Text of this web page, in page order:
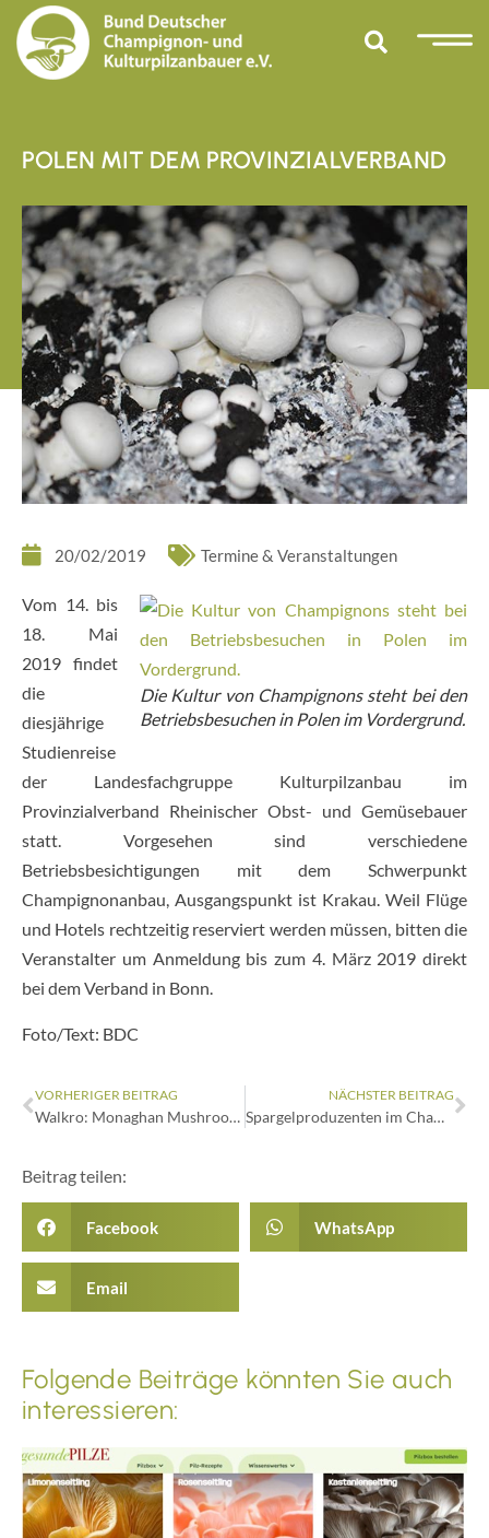
POLEN MIT DEM PROVINZIALVERBAND
20/02/2019 Termine & Veranstaltungen
Die Kultur von Champignons steht bei den
Betriebsbesuchen in Polen im Vordergrund.
Vom 14. bis
18. Mai
2019 findet
die
diesjährige
Studienreise
der Landesfachgruppe Kulturpilzanbau im
Provinzialverband Rheinischer Obst- und Gemüsebauer
statt. Vorgesehen sind verschiedene
Betriebsbesichtigungen mit dem Schwerpunkt
Champignonanbau, Ausgangspunkt ist Krakau. Weil Flüge
und Hotels rechtzeitig reserviert werden müssen, bitten die
Veranstalter um Anmeldung bis zum 4. März 2019 direkt
bei dem Verband in Bonn.
Foto/Text: BDC
VORHERIGER BEITRAG
Walkro: Monaghan Mushrooms erwirbt 100 Prozent
NÄCHSTER BEITRAG
Spargelproduzenten im Champignonbetrieb
Beitrag teilen:
Facebook WhatsApp
Email
Folgende Beiträge könnten Sie auch
interessieren: